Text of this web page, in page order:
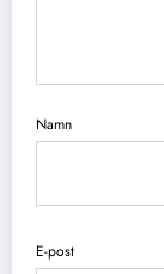
Namn
E-post